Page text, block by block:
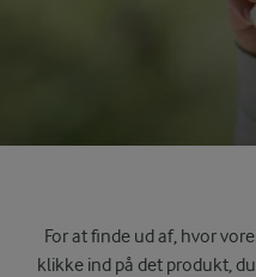
For at finde ud af, hvor
klikke ind på det produkt,